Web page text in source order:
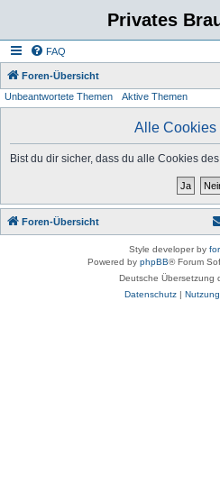
Privates
FAQ
Foren-Übersicht
Unbeantwortete Themen Aktive Themen
Alle Cookies
Bist du dir sicher, dass du alle Cookies
Foren-Übersicht
Style developer by
Powered by phpBB® Forum
Deutsche Übersetzung
Datenschutz|